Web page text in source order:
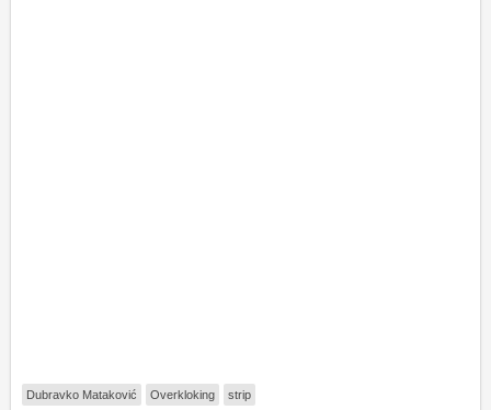
Dubravko Mataković Overkloking strip